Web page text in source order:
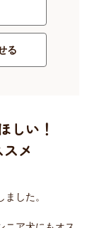
る
しい！
メ
した。